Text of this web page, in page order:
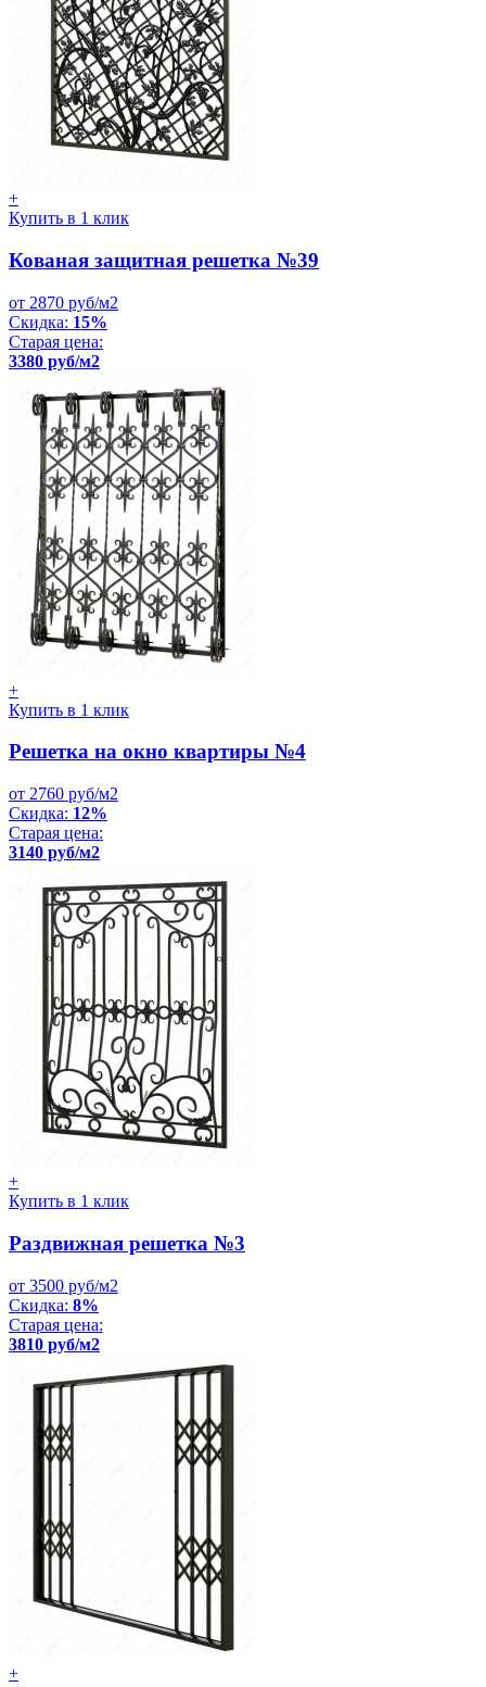
+
Купить в 1 клик
Кованая защитная решетка №39
от 2870 руб/м2
Скидка: 15%
Старая цена:
3380 руб/м2
+
Купить в 1 клик
Решетка на окно квартиры №4
от 2760 руб/м2
Скидка: 12%
Старая цена:
3140 руб/м2
+
Купить в 1 клик
Раздвижная решетка №3
от 3500 руб/м2
Скидка: 8%
Старая цена:
3810 руб/м2
+